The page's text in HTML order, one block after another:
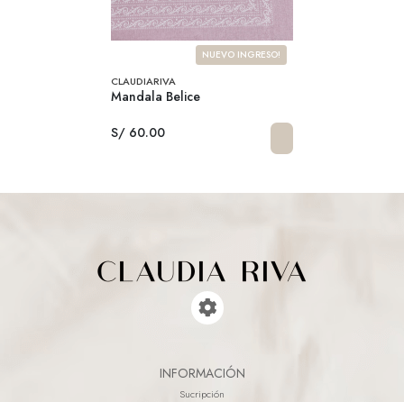
NUEVO INGRESO!
CLAUDIARIVA
Mandala Belice
S/ 60.00
INFORMACIÓN
Sucripción